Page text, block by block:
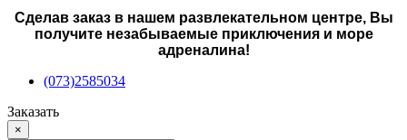
Сделав заказ в нашем развлекательном центре, Вы
получите незабываемые приключения и море
адреналина!
(073)2585034
Заказать
×